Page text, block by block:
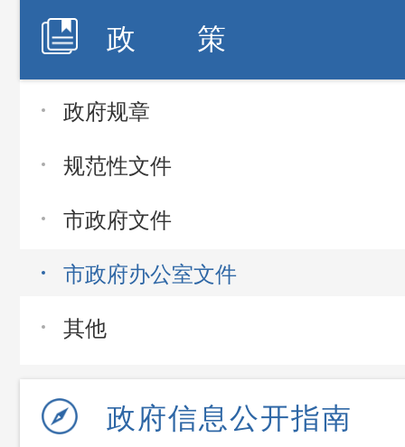
政 策
政府规章
规范性文件
市政府文件
市政府办公室文件
其他
政府信息公开指南